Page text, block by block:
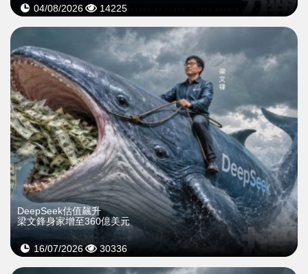
04/08/2026 14225
DeepSeek估值飆升
梁文鋒身家增至360億美元
16/07/2026 30336